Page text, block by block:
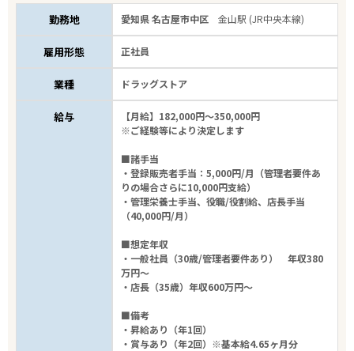
勤務地 愛知県 名古屋市中区金山駅 (JR中央本線)
雇用形態 正社員
業種 ドラッグストア
給与
【月給】182,000円～350,000円
※ご経験等により決定します
■諸手当
・登録販売者手当：5,000円/月（管理者要件あ
りの場合さらに10,000円支給）
・管理栄養士手当、役職/役割給、店長手当
（40,000円/月）
■想定年収
・一般社員（30歳/管理者要件あり） 年収380
万円～
・店長（35歳）年収600万円～
■備考
・昇給あり（年1回）
・賞与あり（年2回）※基本給4.65ヶ月分